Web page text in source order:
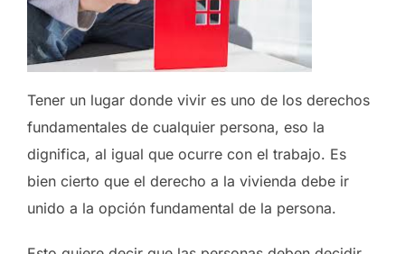
Tener un lugar donde vivir es uno de los derechos
fundamentales de cualquier persona, eso la
dignifica, al igual que ocurre con el trabajo. Es
bien cierto que el derecho a la vivienda debe ir
unido a la opción fundamental de la persona.